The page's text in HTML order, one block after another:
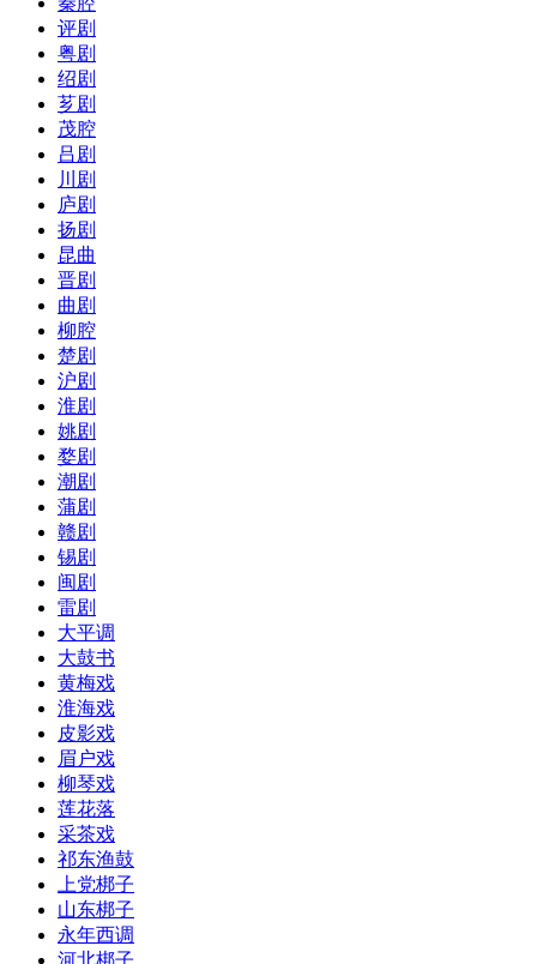
评剧
粤剧
绍剧
芗剧
茂腔
吕剧
川剧
庐剧
扬剧
昆曲
晋剧
曲剧
柳腔
楚剧
沪剧
淮剧
姚剧
婺剧
潮剧
蒲剧
赣剧
锡剧
闽剧
雷剧
大平调
大鼓书
黄梅戏
淮海戏
皮影戏
眉户戏
柳琴戏
莲花落
采茶戏
祁东渔鼓
上党梆子
山东梆子
永年西调
河北梆子